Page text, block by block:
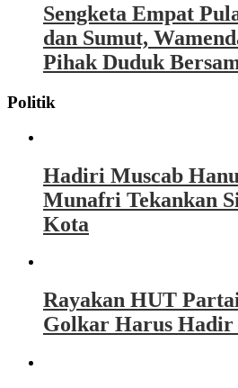
Sengketa Empat
dan Sumut,
Pihak Duduk
Politik
Hadiri Muscab
Munafri Tekankan
Kota
Rayakan HUT
Golkar Harus